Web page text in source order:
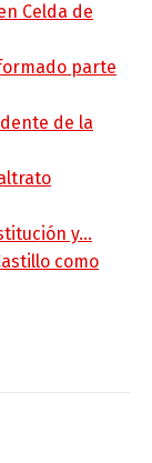
Celda de
parte
de la
y…
como